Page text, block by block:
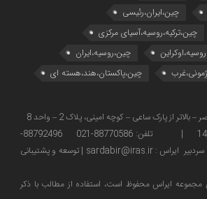
چین،ایران،رئیسی
چین،ترکیه،روسیه،آسیای مرکزی
چین،روسیه،ایران
چین،پاکستان،هند،هسته ای
| کدپستی: 1434734368 | تلفن: 88770586-021 88792496-
توسعه و پشتیبانی
مجموعه ایراس محفوظ است، استفاده از مطالب با ذكر